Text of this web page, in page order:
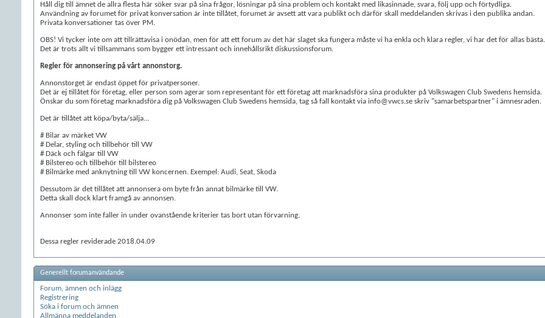
Håll dig till ämnet de allra flesta här söker svar på sina frågor, lösningar på sina problem och kontakt med likasinnade, svara, följ upp och förtydliga.
Användning av forumet för privat konversation är inte tillåtet, forumet är avsett att vara publikt och därför skall meddelanden skrivas i den publika andan.
Privata konversationer tas över PM.
OBS! Vi tycker inte om att tillrättavisa i onödan, men för att ett forum av det här slaget ska fungera måste vi ha enkla och klara regler, vi har det för allas bästa.
Det är trots allt vi tillsammans som bygger ett intressant och innehållsrikt diskussionsforum.
Regler för annonsering på vårt annonstorg.
Annonstorget är endast öppet för privatpersoner.
Det är ej tillåtet för företag, eller person som agerar som representant för ett företag att marknadsföra sina produkter på Volkswagen Club Swedens hemsida.
Önskar du som företag marknadsföra dig på Volkswagen Club Swedens hemsida, tag så fall kontakt via info@vwcs.se skriv "samarbetspartner" i ämnesraden.
Det är tillåtet att köpa/byta/sälja...
# Bilar av märket VW
# Delar, styling och tillbehör till VW
# Däck och fälgar till VW
# Bilstereo och tillbehör till bilstereo
# Bilmärke med anknytning till VW koncernen. Exempel: Audi, Seat, Skoda
Dessutom är det tillåtet att annonsera om byte från annat bilmärke till VW.
Detta skall dock klart framgå av annonsen.
Annonser som inte faller in under ovanstående kriterier tas bort utan förvarning.
Dessa regler reviderade 2018.04.09
Generellt forumanvändande
Forum, ämnen och inlägg
Registrering
Söka i forum och ämnen
Allmänna meddelanden